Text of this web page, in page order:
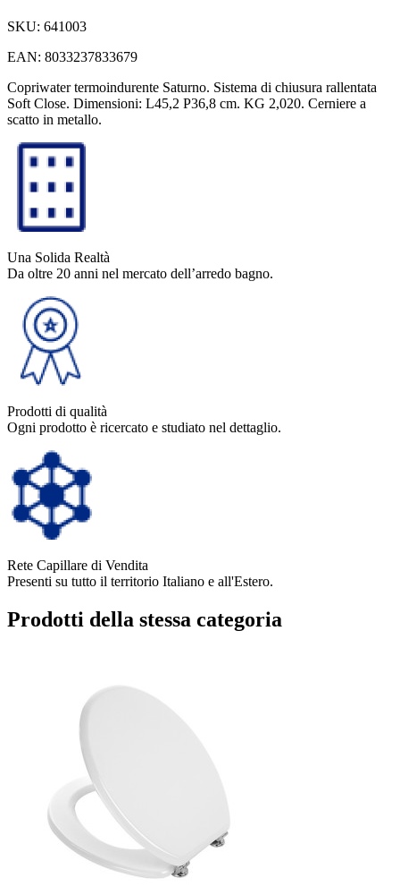
SKU: 641003
EAN: 8033237833679
Copriwater termoindurente Saturno. Sistema di chiusura rallentata
Soft Close. Dimensioni: L45,2 P36,8 cm. KG 2,020. Cerniere a
scatto in metallo.
Una Solida Realtà
Da oltre 20 anni nel mercato dell’arredo bagno.
Prodotti di qualità
Ogni prodotto è ricercato e studiato nel dettaglio.
Rete Capillare di Vendita
Presenti su tutto il territorio Italiano e all'Estero.
Prodotti della stessa categoria